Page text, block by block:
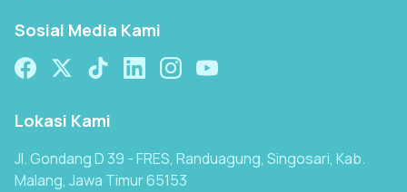
Sosial Media Kami
Lokasi Kami
Jl. Gondang D 39 - FRES, Randuagung, Singosari, Kab.
Malang, Jawa Timur 65153